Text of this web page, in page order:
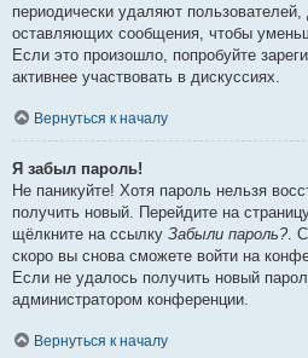
периодически удаляют
оставляющих сообщения, чтобы
Если это произошло, попробуйте
активнее участвовать в дискуссиях.
Вернуться к началу
Я забыл пароль!
Не паникуйте! Хотя пароль нельзя
получить новый. Перейдите на
щёлкните на ссылку Забыли пароль?.
скоро вы снова сможете войти на
Если не удалось получить новый
администратором конференции.
Вернуться к началу